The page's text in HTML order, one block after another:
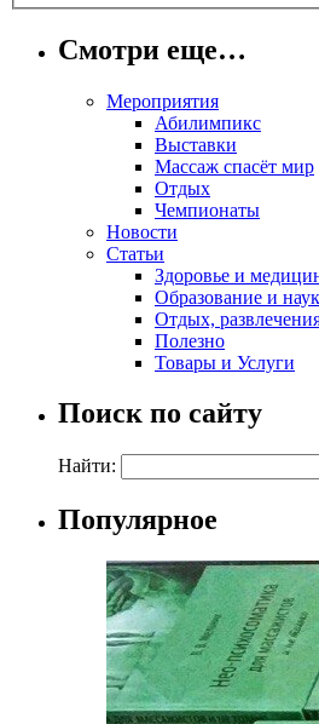
Смотри еще…
Мероприятия
Абилимпикс
Выставки
Массаж спасёт мир
Отдых
Чемпионаты
Новости
Статьи
Здоровье и
Образование и
Отдых,
Полезно
Товары и Услуги
Поиск по сайту
Найти:
Популярное